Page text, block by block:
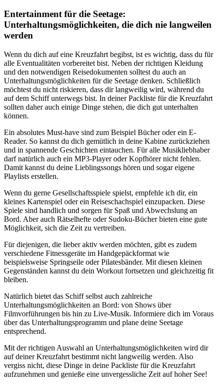
Entertainment für die Seetage:
Unterhaltungsmöglichkeiten, die dich nie langweilen
werden
Wenn du dich auf eine Kreuzfahrt begibst, ist es wichtig, dass du für
alle Eventualitäten vorbereitet bist. Neben der richtigen Kleidung
und den notwendigen Reisedokumenten solltest du auch an
Unterhaltungsmöglichkeiten für die Seetage denken. Schließlich
möchtest du nicht riskieren, dass dir langweilig wird, während du
auf dem Schiff unterwegs bist. In deiner Packliste für die Kreuzfahrt
sollten daher auch einige Dinge stehen, die dich gut unterhalten
können.
Ein absolutes Must-have sind zum Beispiel Bücher oder ein E-
Reader. So kannst du dich gemütlich in deine Kabine zurückziehen
und in spannende Geschichten eintauchen. Für alle Musikliebhaber
darf natürlich auch ein MP3-Player oder Kopfhörer nicht fehlen.
Damit kannst du deine Lieblingssongs hören und sogar eigene
Playlists erstellen.
Wenn du gerne Gesellschaftsspiele spielst, empfehle ich dir, ein
kleines Kartenspiel oder ein Reiseschachspiel einzupacken. Diese
Spiele sind handlich und sorgen für Spaß und Abwechslung an
Bord. Aber auch Rätselhefte oder Sudoku-Bücher bieten eine gute
Möglichkeit, sich die Zeit zu vertreiben.
Für diejenigen, die lieber aktiv werden möchten, gibt es zudem
verschiedene Fitnessgeräte im Handgepäckformat wie
beispielsweise Springseile oder Pilatesbänder. Mit diesen kleinen
Gegenständen kannst du dein Workout fortsetzen und gleichzeitig fit
bleiben.
Natürlich bietet das Schiff selbst auch zahlreiche
Unterhaltungsmöglichkeiten an Bord: von Shows über
Filmvorführungen bis hin zu Live-Musik. Informiere dich im Voraus
über das Unterhaltungsprogramm und plane deine Seetage
entsprechend.
Mit der richtigen Auswahl an Unterhaltungsmöglichkeiten wird dir
auf deiner Kreuzfahrt bestimmt nicht langweilig werden. Also
vergiss nicht, diese Dinge in deine Packliste für die Kreuzfahrt
aufzunehmen und genieße eine unvergessliche Zeit auf hoher See!